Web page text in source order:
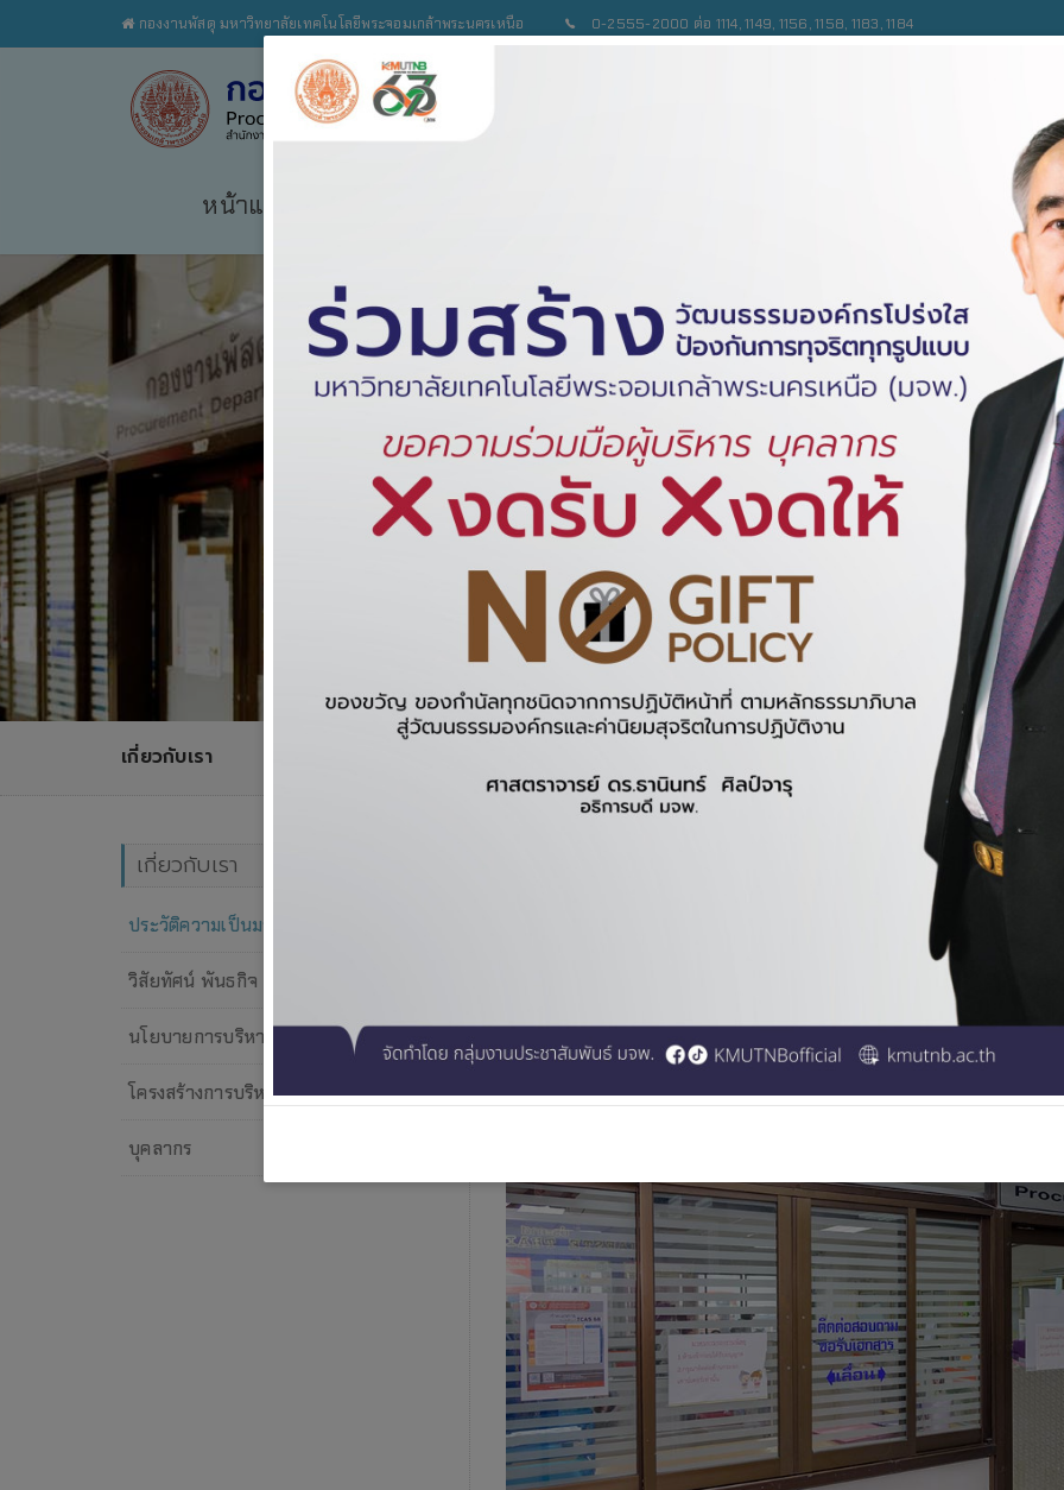
กองงานพัสดุ มหาวิทยาลัยเทคโนโลยีพระจอมเกล้าพระนครเหนือ 0-2555-2000 ต่อ 1114, 1149, 1156, 1158, 1183, 1184
หน้าแรก ข่าวสาร
เกี่ยวกับเรา
เกี่ยวกับเรา
ประวัติความเป็นมา
วิสัยทัศน์ พันธกิจ
นโยบายการบริหารงานกองงานพัสดุ
โครงสร้างการบริหารงานของหน่วยงาน
บุคลากร